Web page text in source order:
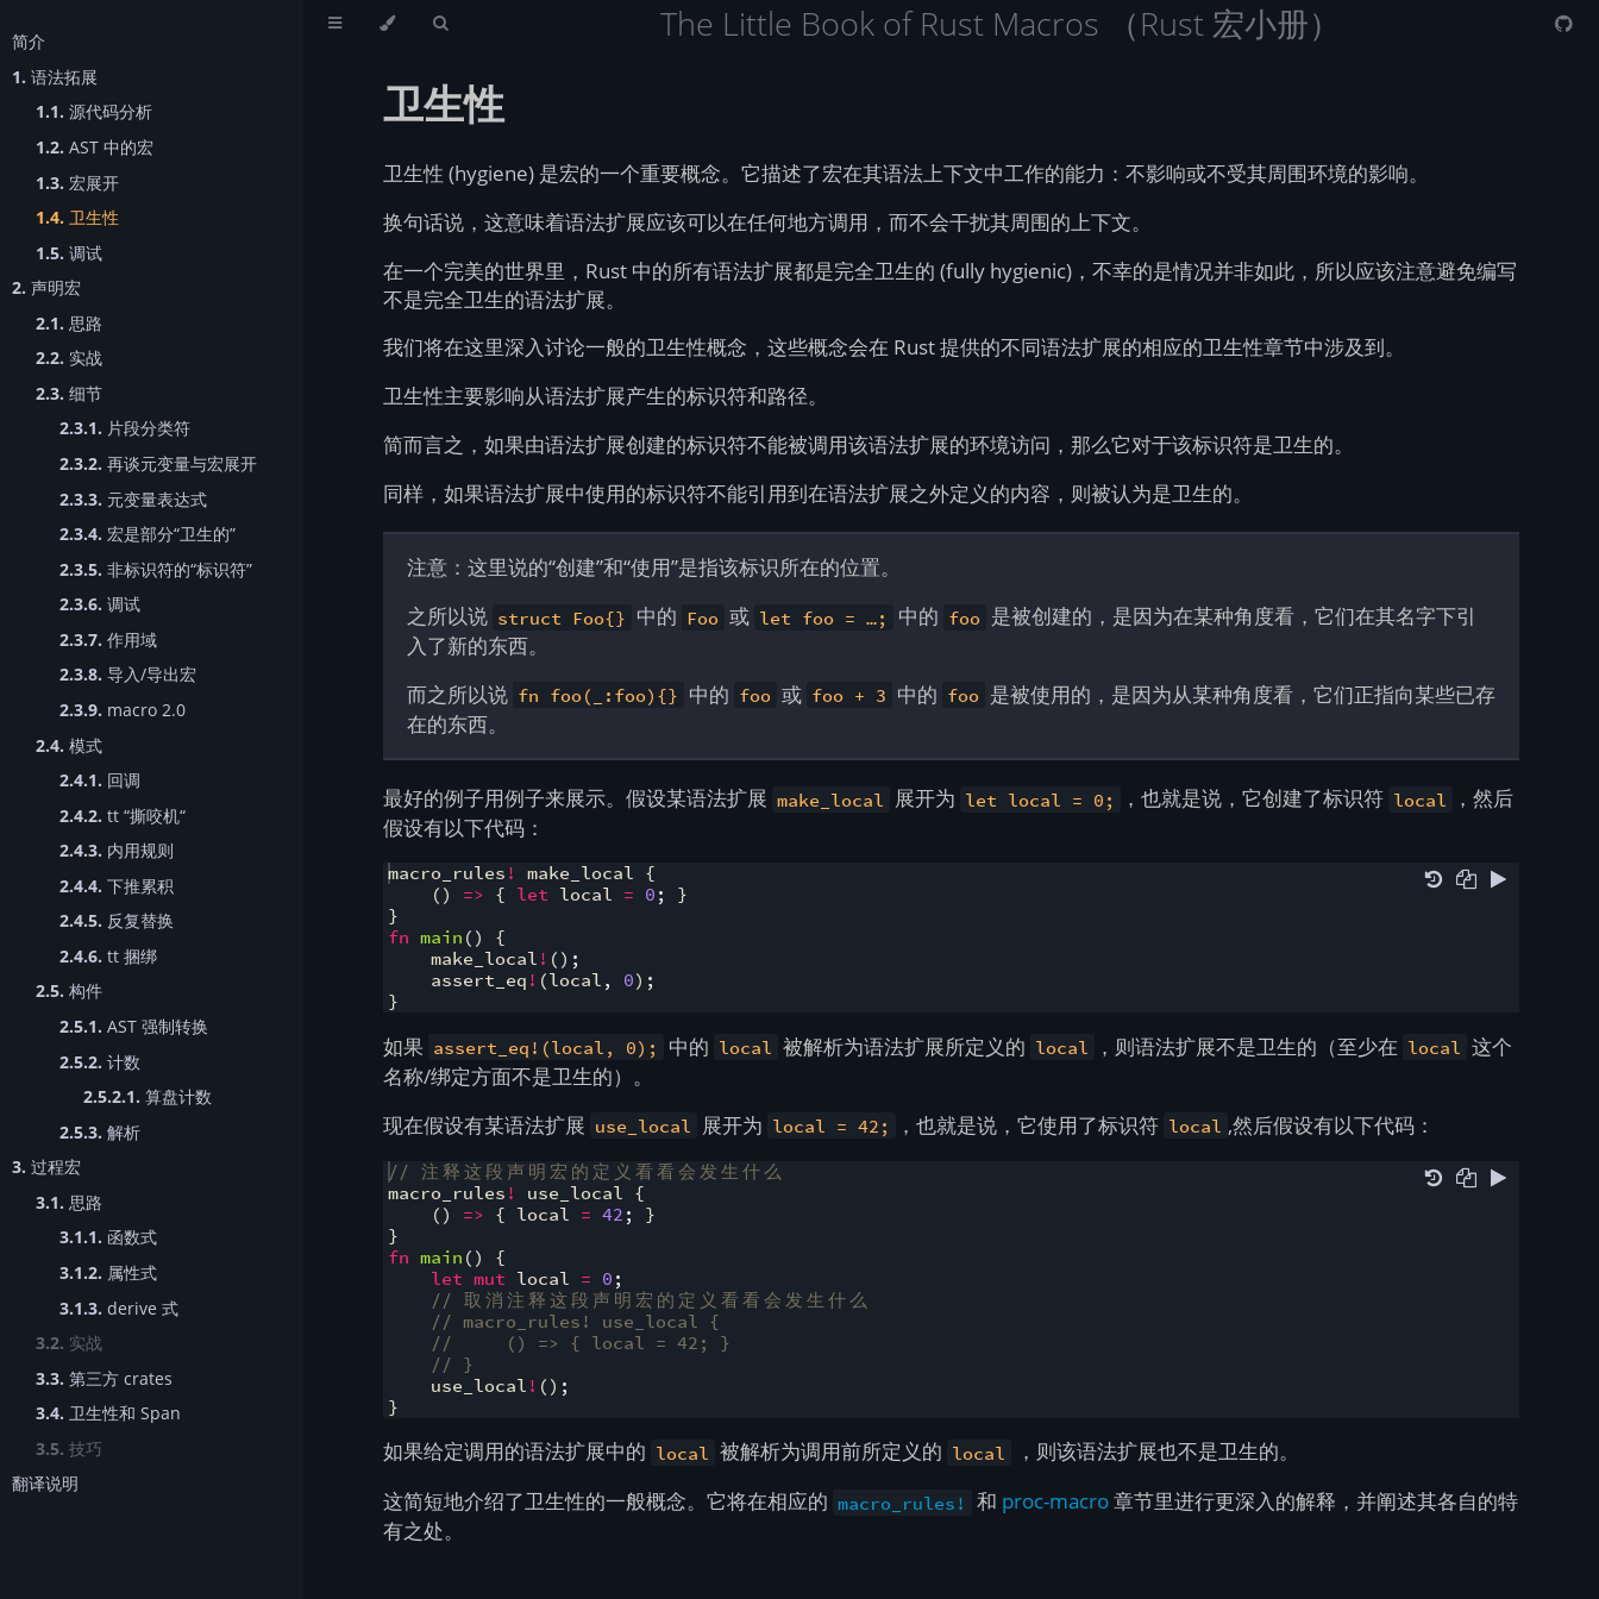
简介
1. 语法拓展
1.1. 源代码分析
1.2. AST 中的宏
1.3. 宏展开
1.4. 卫生性
1.5. 调试
2. 声明宏
2.1. 思路
2.2. 实战
2.3. 细节
2.3.1. 片段分类符
2.3.2. 再谈元变量与宏展开
2.3.3. 元变量表达式
2.3.4. 宏是部分“卫生的”
2.3.5. 非标识符的“标识符”
2.3.6. 调试
2.3.7. 作用域
2.3.8. 导入/导出宏
2.3.9. macro 2.0
2.4. 模式
2.4.1. 回调
2.4.2. tt “撕咬机“
2.4.3. 内用规则
2.4.4. 下推累积
2.4.5. 反复替换
2.4.6. tt 捆绑
2.5. 构件
2.5.1. AST 强制转换
2.5.2. 计数
2.5.2.1. 算盘计数
2.5.3. 解析
3. 过程宏
3.1. 思路
3.1.1. 函数式
3.1.2. 属性式
3.1.3. derive 式
3.2. 实战
3.3. 第三方 crates
3.4. 卫生性和 Span
3.5. 技巧
翻译说明
The Little Book of Rust Macros （Rust 宏小册）
卫生性
卫生性 (hygiene) 是宏的一个重要概念。它描述了宏在其语法上下文中工作的能力：不影响或不受其周围环境的影响。
换句话说，这意味着语法扩展应该可以在任何地方调用，而不会干扰其周围的上下文。
在一个完美的世界里，Rust 中的所有语法扩展都是完全卫生的 (fully hygienic)，不幸的是情况并非如此，所以应该注意避免编写
不是完全卫生的语法扩展。
我们将在这里深入讨论一般的卫生性概念，这些概念会在 Rust 提供的不同语法扩展的相应的卫生性章节中涉及到。
卫生性主要影响从语法扩展产生的标识符和路径。
简而言之，如果由语法扩展创建的标识符不能被调用该语法扩展的环境访问，那么它对于该标识符是卫生的。
同样，如果语法扩展中使用的标识符不能引用到在语法扩展之外定义的内容，则被认为是卫生的。
注意：这里说的“创建”和“使用”是指该标识所在的位置。
之所以说 struct Foo{} 中的 Foo 或 let foo = …; 中的 foo 是被创建的，是因为在某种角度看，它们在其名字下引
入了新的东西。
而之所以说 fn foo(_:foo){} 中的 foo 或 foo + 3 中的 foo 是被使用的，是因为从某种角度看，它们正指向某些已存
在的东西。
最好的例子用例子来展示。假设某语法扩展 make_local 展开为 let local = 0; ，也就是说，它创建了标识符 local
，然后
假设有以下代码：
macro_rules ! make_local {
( ) => { let local = 0 ;
}
}
fn main ( )
{
    make_local
! ( ) ;
    assert_eq
! (local , 0) ;
}
如果 assert_eq!(local, 0); 中的 local 被解析为语法扩展所定义的 local ，则语法扩展不是卫生的（至少在 local 这个
名称/绑定方面不是卫生的）。
现在假设有某语法扩展 use_local 展开为 local = 42; ，也就是说，它使用了标识符 local ,然后假设有以下代码：
// 注 释 这段 声 明 宏 的 定 义 看 看 会 发生 什么
macro_rules ! use_local {
( ) => { local = 42 ;
}
}
fn main ( )
{
let mut local = 0 ;
// 取 消 注 释 这段 声 明 宏 的 定 义 看 看 会 发生 什么
// macro_rules! use_local {
//     () => { local = 42; }
// }
    use_local
! ( ) ;
}
如果给定调用的语法扩展中的 local 被解析为调用前所定义的 local
，则该语法扩展也不是卫生的。
这简短地介绍了卫生性的一般概念。它将在相应的 macro_rules! 和 proc-macro章节里进行更深入的解释，并阐述其各自的特
有之处。